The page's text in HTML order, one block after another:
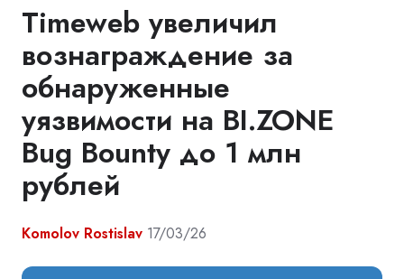
Timeweb увеличил
вознаграждение за
обнаруженные
уязвимости на BI.ZONE
Bug Bounty до 1 млн
рублей
Komolov Rostislav 17/03/26